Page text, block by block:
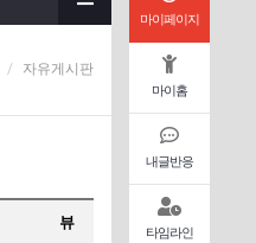
자유게시판
마이페이지
마이홈
내글반응
타임라인
뷰